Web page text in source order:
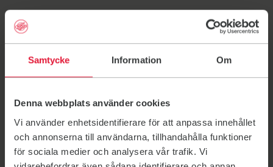
Samtycke Information Om
Denna webbplats använder cookies
Vi använder enhetsidentifierare för att anpassa innehållet
och annonserna till användarna, tillhandahålla funktioner
för sociala medier och analysera vår trafik. Vi
Ditt medlemskap i
Friskis Båstad
träningskort. Oavsett om du vill träna för att må bättre,
utmana dig eller få en paus i vardagen kan du hitta din
grej hos oss. Som medlem får du också tillgång till fina
medlemsförmåner och träningsappen Friskis Go.
Välkommen!